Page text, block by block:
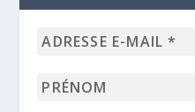
Adresse
*
Prénom